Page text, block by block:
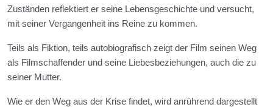
Zuständen reflektiert er seine Lebensgeschichte und versucht,
mit seiner Vergangenheit ins Reine zu kommen.
Teils als Fiktion, teils autobiografisch zeigt der Film seinen Weg
als Filmschaffender und seine Liebesbeziehungen, auch die zu
seiner Mutter.
Wie er den Weg aus der Krise findet, wird anrührend dargestellt